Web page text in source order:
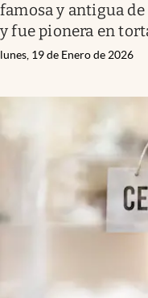
famosa y antigua
y fue pionera en
lunes, 19 de Enero de 2026